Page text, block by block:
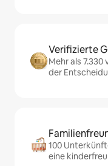
Verifizierte
Mehr als
der
100
eine